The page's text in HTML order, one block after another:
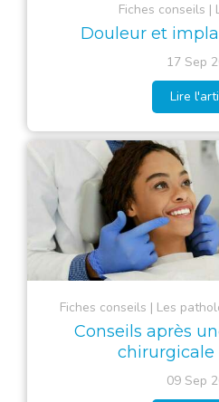
Fiches conseils
Douleur et
17 Sep
Lire
Fiches conseils Les
Conseils après
chirurgicale
09 Sep